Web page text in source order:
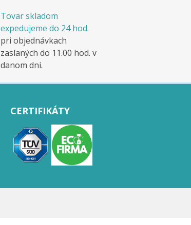
Tovar skladom
expedujeme do 24 hod.
pri objednávkach
zaslaných do 11.00 hod. v
danom dni.
CERTIFIKÁTY